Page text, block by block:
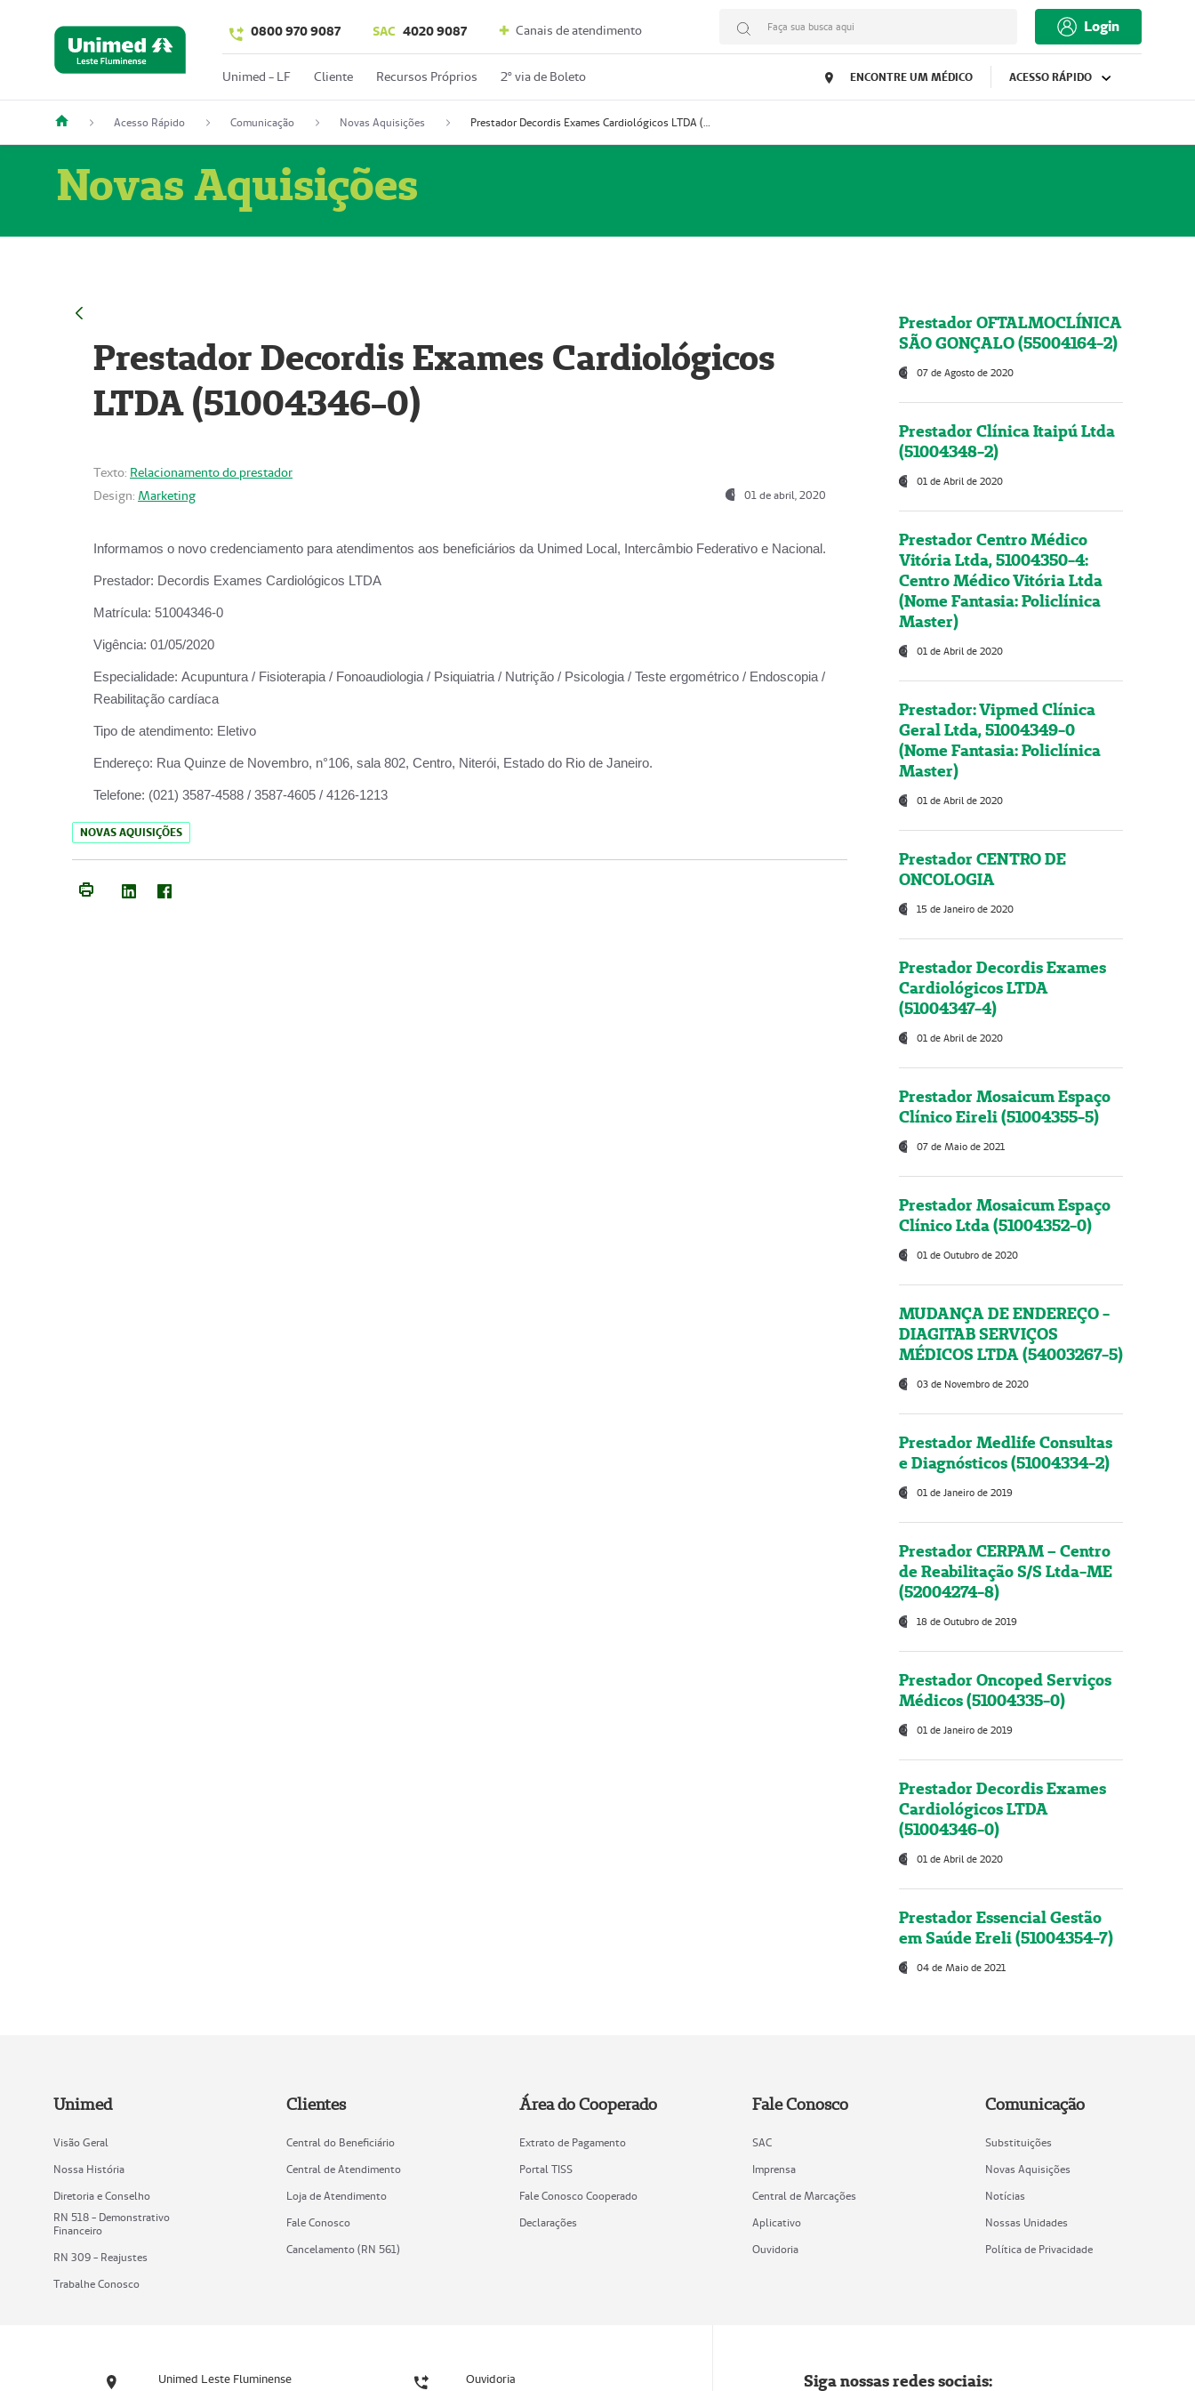
0800 970 9087 SAC 4020 9087 Canais de atendimento Faça sua busca aqui Login
Unimed - LF Cliente Recursos Próprios 2º via de Boleto ENCONTRE UM MÉDICO ACESSO RÁPIDO
Acesso Rápido Comunicação Novas Aquisições Prestador Decordis Exames Cardiológicos LTDA (51004346-0)
Novas Aquisições
Prestador Decordis Exames Cardiológicos
LTDA (51004346-0)
Texto: Relacionamento do prestador
Design: Marketing 01 de abril, 2020
Informamos o novo credenciamento para atendimentos aos beneficiários da Unimed Local, Intercâmbio Federativo e Nacional.
Prestador: Decordis Exames Cardiológicos LTDA
Matrícula: 51004346-0
Vigência: 01/05/2020
Especialidade: Acupuntura / Fisioterapia / Fonoaudiologia / Psiquiatria / Nutrição / Psicologia / Teste ergométrico / Endoscopia /
Reabilitação cardíaca
Tipo de atendimento: Eletivo
Endereço: Rua Quinze de Novembro, n°106, sala 802, Centro, Niterói, Estado do Rio de Janeiro.
Telefone: (021) 3587-4588 / 3587-4605 / 4126-1213
NOVAS AQUISIÇÕES
Prestador OFTALMOCLÍNICA
SÃO GONÇALO (55004164-2)
07 de Agosto de 2020
Prestador Clínica Itaipú Ltda
(51004348-2)
01 de Abril de 2020
Prestador Centro Médico
Vitória Ltda, 51004350-4:
Centro Médico Vitória Ltda
(Nome Fantasia: Policlínica
Master)
01 de Abril de 2020
Prestador: Vipmed Clínica
Geral Ltda, 51004349-0
(Nome Fantasia: Policlínica
Master)
01 de Abril de 2020
Prestador CENTRO DE
ONCOLOGIA
15 de Janeiro de 2020
Prestador Decordis Exames
Cardiológicos LTDA
(51004347-4)
01 de Abril de 2020
Prestador Mosaicum Espaço
Clínico Eireli (51004355-5)
07 de Maio de 2021
Prestador Mosaicum Espaço
Clínico Ltda (51004352-0)
01 de Outubro de 2020
MUDANÇA DE ENDEREÇO -
DIAGITAB SERVIÇOS
MÉDICOS LTDA (54003267-5)
03 de Novembro de 2020
Prestador Medlife Consultas
e Diagnósticos (51004334-2)
01 de Janeiro de 2019
Prestador CERPAM – Centro
de Reabilitação S/S Ltda-ME
(52004274-8)
18 de Outubro de 2019
Prestador Oncoped Serviços
Médicos (51004335-0)
01 de Janeiro de 2019
Prestador Decordis Exames
Cardiológicos LTDA
(51004346-0)
01 de Abril de 2020
Prestador Essencial Gestão
em Saúde Ereli (51004354-7)
04 de Maio de 2021
Unimed
Visão Geral
Nossa História
Diretoria e Conselho
RN 518 - Demonstrativo
Financeiro
RN 309 - Reajustes
Trabalhe Conosco
Clientes
Central do Beneficiário
Central de Atendimento
Loja de Atendimento
Fale Conosco
Cancelamento (RN 561)
Área do Cooperado
Extrato de Pagamento
Portal TISS
Fale Conosco Cooperado
Declarações
Fale Conosco
SAC
Imprensa
Central de Marcações
Aplicativo
Ouvidoria
Comunicação
Substituições
Novas Aquisições
Notícias
Nossas Unidades
Política de Privacidade
Unimed Leste Fluminense Ouvidoria Siga nossas redes sociais: